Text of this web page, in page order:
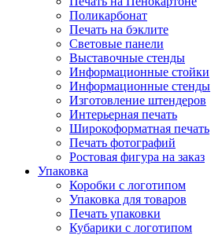
Поликарбонат
Печать на бэклите
Световые панели
Выставочные стенды
Информационные стойки
Информационные стенды
Изготовление штендеров
Интерьерная печать
Широкоформатная печать
Печать фотографий
Ростовая фигура на заказ
Упаковка
Коробки с логотипом
Упаковка для товаров
Печать упаковки
Кубарики с логотипом